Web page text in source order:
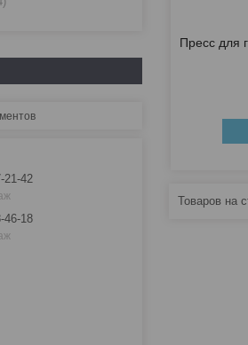
Пресс для
21-42
46-18